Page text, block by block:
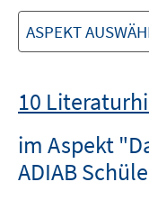
ASPEKT
10
im Aspekt
ADIAB